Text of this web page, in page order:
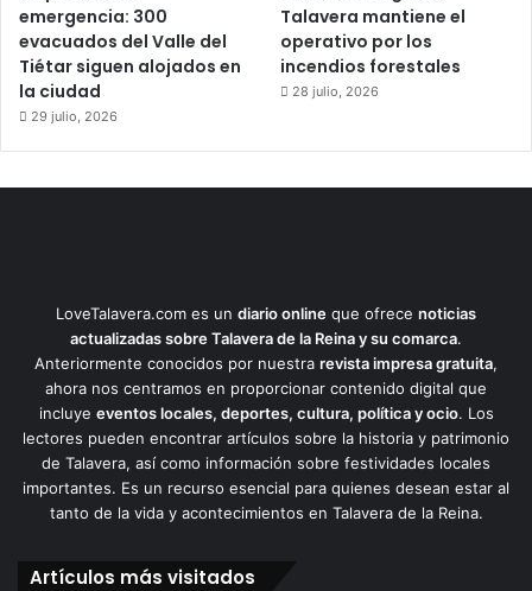
emergencia: 300
evacuados del Valle del
Tiétar siguen alojados en
la ciudad
29 julio, 2026
Talavera mantiene el
operativo por los
incendios forestales
28 julio, 2026
LoveTalavera.com es un diario online que ofrece noticias
actualizadas sobre Talavera de la Reina y su comarca.
Anteriormente conocidos por nuestra revista impresa gratuita,
ahora nos centramos en proporcionar contenido digital que
incluye eventos locales, deportes, cultura, política y ocio. Los
lectores pueden encontrar artículos sobre la historia y patrimonio
de Talavera, así como información sobre festividades locales
importantes. Es un recurso esencial para quienes desean estar al
tanto de la vida y acontecimientos en Talavera de la Reina.
Artículos más visitados